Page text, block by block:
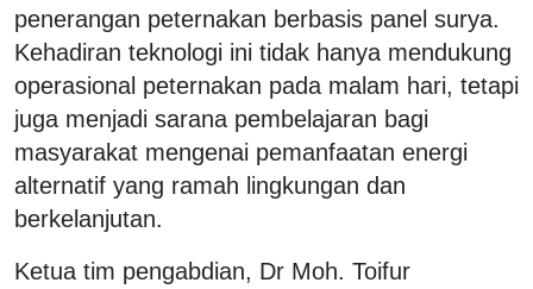
penerangan peternakan berbasis panel surya.
Kehadiran teknologi ini tidak hanya mendukung
operasional peternakan pada malam hari, tetapi
juga menjadi sarana pembelajaran bagi
masyarakat mengenai pemanfaatan energi
alternatif yang ramah lingkungan dan
berkelanjutan.
Ketua tim pengabdian, Dr Moh. Toifur